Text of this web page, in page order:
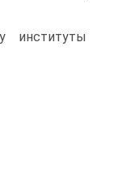
институты